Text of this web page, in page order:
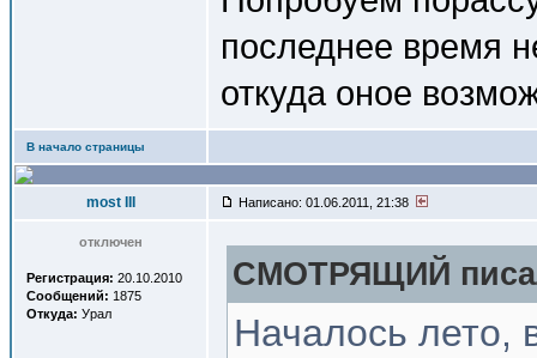
последнее время
откуда оное
В начало страницы
most III Написано: 01.06.2011, 21:38
отключен
Регистрация: 20.10.2010
Сообщений: 1875
Откуда: Урал
СМОТРЯЩИЙ
Началось лето,